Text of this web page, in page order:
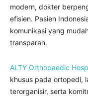
modern, dokter
efisien. Pasien
komunikasi yang
transparan.
ALTY Orthopaedic
khusus pada ortopedi,
terorganisir, serta